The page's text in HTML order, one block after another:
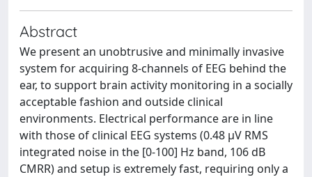
Abstract
We present an unobtrusive and minimally invasive
system for acquiring 8-channels of EEG behind the
ear, to support brain activity monitoring in a socially
acceptable fashion and outside clinical
environments. Electrical performance are in line
with those of clinical EEG systems (0.48 μV RMS
integrated noise in the [0-100] Hz band, 106 dB
CMRR) and setup is extremely fast, requiring only a